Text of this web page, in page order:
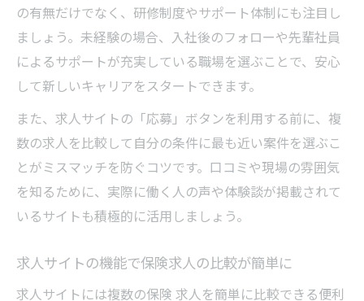
の有無だけでなく、研修制度やサポート体制にも注目し
ましょう。未経験の場合、入社後のフォローや先輩社員
によるサポートが充実している職場を選ぶことで、安心
して新しいキャリアをスタートできます。
また、求人サイトの「応募」ボタンを利用する前に、複
数の求人を比較して自分の条件に最も近い案件を選ぶこ
とがミスマッチを防ぐコツです。口コミや現場の雰囲気
を知るために、実際に働く人の声や体験談が掲載されて
いるサイトも積極的に活用しましょう。
求人サイトの機能で保険求人の比較が簡単に
求人サイトには複数の保険 求人を簡単に比較できる便利